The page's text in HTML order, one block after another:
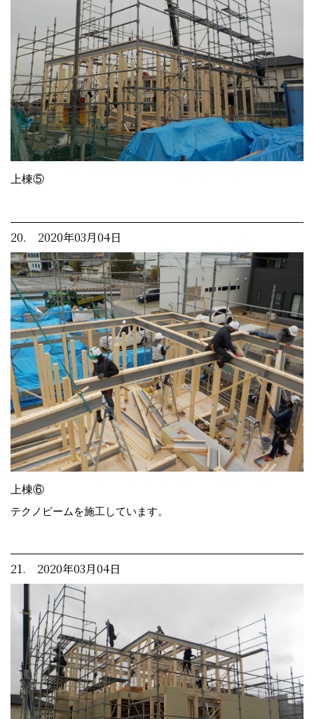
上棟⑤
20. 2020年03月04日
上棟⑥
テクノビームを施工しています。
21. 2020年03月04日